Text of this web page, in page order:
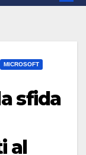
MICROSOFT
sfida
al